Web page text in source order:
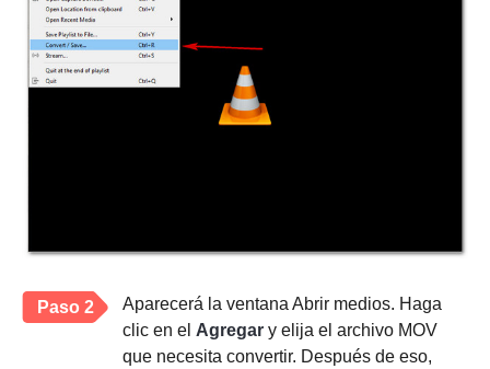
Paso 2
Aparecerá la ventana Abrir medios. Haga
clic en el Agregar y elija el archivo MOV
que necesita convertir. Después de eso,